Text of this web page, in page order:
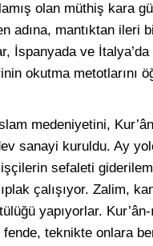
olan müthiş kara
adına, mantıktan ileri
İspanyada ve
okutma metotlarını
medeniyetini,
sanayi kuruldu. Ay
sefaleti
çalışıyor. Zalim,
yapıyorlar. Kur’ân-
teknikte onlara